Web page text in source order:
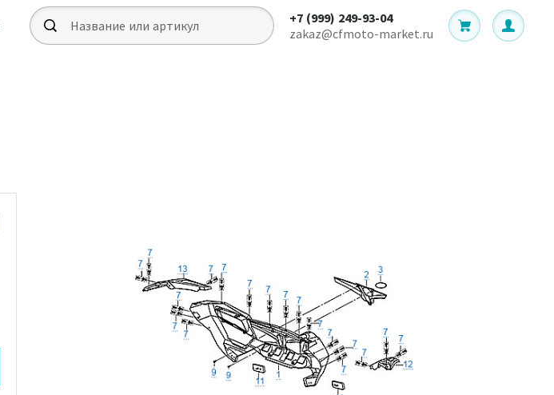
+7 (999) 249-93-04
zakaz@cfmoto-market.ru